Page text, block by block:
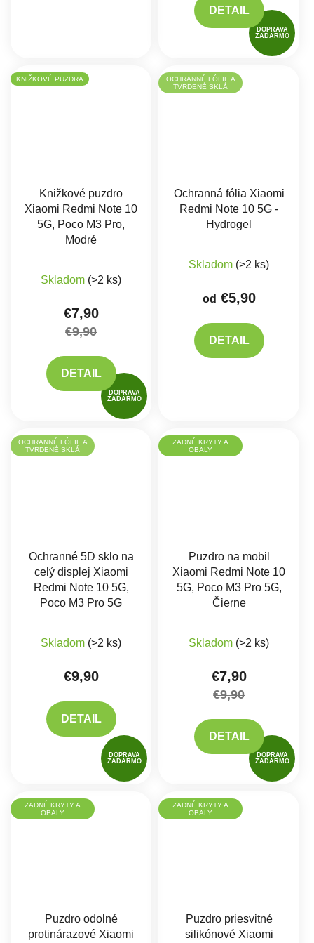
DOPRAVA
ZADARMO
DETAIL
KNIŽKOVÉ PUZDRA
DOPRAVA
ZADARMO
Knižkové puzdro
Xiaomi Redmi Note 10
5G, Poco M3 Pro,
Modré
Skladom (>2 ks)
€7,90
€9,90
DETAIL
OCHRANNÉ FÓLIE A
TVRDENÉ SKLÁ
Ochranná fólia Xiaomi
Redmi Note 10 5G -
Hydrogel
Skladom (>2 ks)
od €5,90
DETAIL
OCHRANNÉ FÓLIE A
TVRDENÉ SKLÁ
DOPRAVA
ZADARMO
Ochranné 5D sklo na
celý displej Xiaomi
Redmi Note 10 5G,
Poco M3 Pro 5G
Skladom (>2 ks)
€9,90
DETAIL
ZADNÉ KRYTY A
OBALY
DOPRAVA
ZADARMO
Puzdro na mobil
Xiaomi Redmi Note 10
5G, Poco M3 Pro 5G,
Čierne
Skladom (>2 ks)
€7,90
€9,90
DETAIL
ZADNÉ KRYTY A
OBALY
Puzdro odolné
protinárazové Xiaomi
ZADNÉ KRYTY A
OBALY
Puzdro priesvitné
silikónové Xiaomi